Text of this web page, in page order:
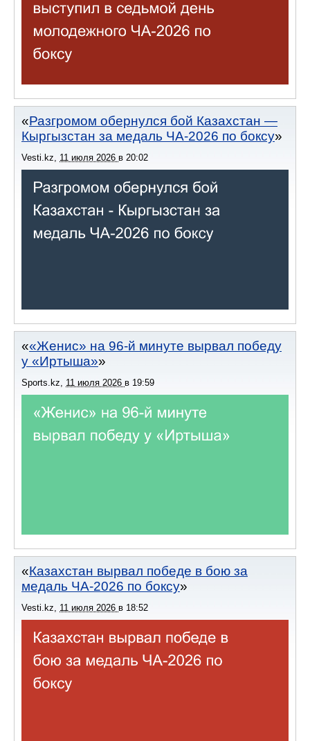
Разгромом обернулся бой Казахстан —
Кыргызстан за медаль ЧА-2026 по боксу
Vesti.kz, 11 июля 2026 в 20:02
«Женис» на 96-й минуте вырвал победу
у «Иртыша»
Sports.kz 11 июля 2026 в 19:59
Казахстан вырвал победе в бою за
медаль ЧА-2026 по боксу
Vesti.kz 11 июля 2026 в 18:52